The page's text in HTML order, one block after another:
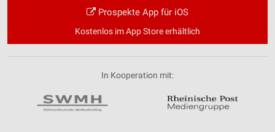
Prospekte App für iOS
Kostenlos im App Store erhältlich
In Kooperation mit: